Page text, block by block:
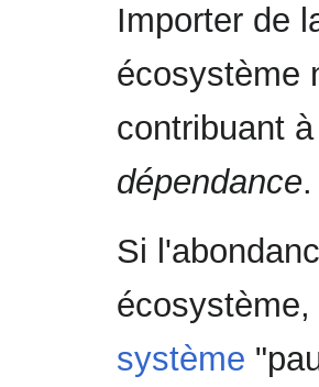
Importer de
écosystème
contribuant
dépendance.
Si
système